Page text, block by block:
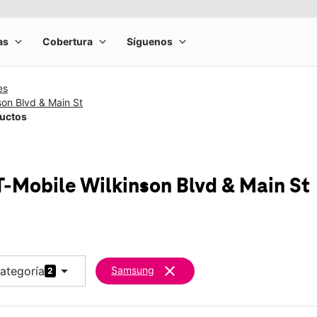
Blvd & Main St
MobileWilkinson Blvd & Main St
2 arrow_drop_down Samsung clear